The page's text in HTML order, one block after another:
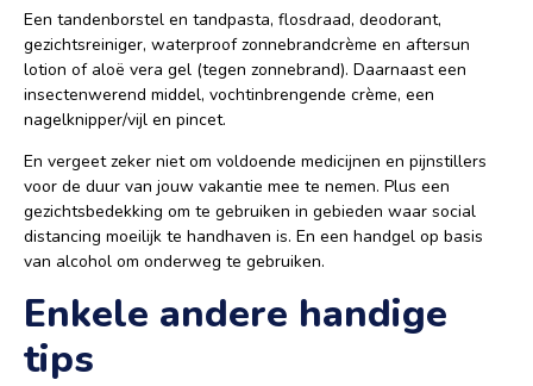
Een tandenborstel en tandpasta, flosdraad, deodorant,
gezichtsreiniger, waterproof zonnebrandcrème en aftersun
lotion of aloë vera gel (tegen zonnebrand). Daarnaast een
insectenwerend middel, vochtinbrengende crème, een
nagelknipper/vijl en pincet.
En vergeet zeker niet om voldoende medicijnen en pijnstillers
voor de duur van jouw vakantie mee te nemen. Plus een
gezichtsbedekking om te gebruiken in gebieden waar social
distancing moeilijk te handhaven is. En een handgel op basis
van alcohol om onderweg te gebruiken.
Enkele andere handige
tips